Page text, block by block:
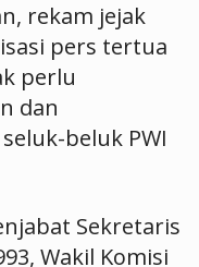
rekam jejak
pers tertua
perlu
dan
beluk PWI
Sekretaris
Wakil Komisi